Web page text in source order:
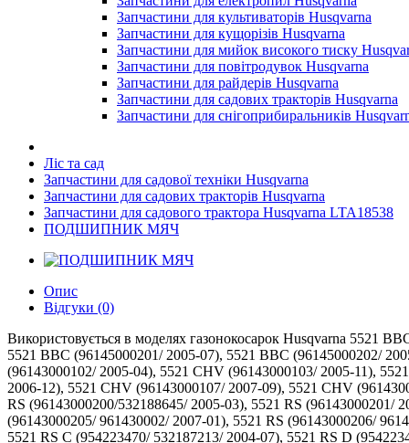
Запчастини для культиваторів Husqvarna
Запчастини для кущорізів Husqvarna
Запчастини для мийок високого тиску
Запчастини для повітродувок Husqvarna
Запчастини для райдерів Husqvarna
Запчастини для садових тракторів Husqvarna
Запчастини для снігоприбиральників
Ліс та сад
Запчастини для садової техніки Husqvarna
Запчастини для садових тракторів Husqvarna
Запчастини для садового трактора Husqvarna LTA18538
ПОДШИПНИК МЯЧ
Опис
Відгуки (0)
Використовується в моделях газонокосарок Husqvarna 5521 BBC (96143001300/ 2005-11), 5521 BBC (96143001303/ 2007-11), 5521 BBC (9614300303/ 2007-11), 5521 BBC (96145000200/ 2005-05), 5521 BBC (96145000201/ 2005-07), 5521 BBC (96145000202/ 2005-06), 5521 CH B (954223234/ 2003-06), 5521 CHV (96143000100/ 2004-12), 5521 CHV (96143000101/ 2005-01), 5521 CHV (96143000102/ 2005-04), 5521 CHV (96143000103/ 2005-11), 5521 CHV (96143000104/ 961430001/ 2006-08), 5521 CHV (96143000105/ 961430001/ 2006-12), 5521 CHV (96143000106/ 961430001/ 2006-12), 5521 CHV (96143000107/ 2007-09), 5521 CHV (96143000108/ 2008-01), 5521 CHV A (954223883/ 2004-07), 5521 CHV B (954223883/ 2004-07), 5521 CHV X (96143002701/ 2007-03), 5521 RS (96143000200/532188645/ 2005-03), 5521 RS (96143000201/ 2005-05), 5521 RS (96143000202/ 2005-05), 5521 RS (96143000203/ 2005-11), 5521 RS (96143000204/ 961430002/ 2006-09), 5521 RS (96143000205/ 961430002/ 2007-01), 5521 RS (96143000206/ 961430002/ 2007-02), 5521 RS (96143000207/ 2007-11), 5521 RS (96143000208/ 2007-11), 5521 RS B (954223470/ 532187213/ 2004-07), 5521 RS C (954223470/ 532187213/ 2004-07), 5521 RS D (954223470/ 2004-07), 5521 RS D (954223470/ 532188645/ 2004-07), 5521 RS E (954223270/ 532188645/ 2004-07), 5521 RSX (96143002400/ 961430024/ 2007-01), 55B21 HV C (954223227/ 532188294/ 2004-03), 55C21 HV B (954223890/532188294/ 2004-01), 55R21 (96145000100/ 2005-02), 55R21 HV (96143000500/ 532188294/ 2005-01), 55R21 HV (96143000501/ 532188294/ 2005-02), 55R21 HV (96143000502/ 532188294/ 2005-11), 55R21 HVL (961450001/ 532188294/ 2004-12), 55R21 HVL (96145000101/ 532188294/ 2005-02), 55R21 HVL (96145000103/ 532188294/ 2005-01), 55R21HVD (954223210/ 532188294/ 2004-05), 55R21HVL (96145000100/ 2005-02), 62522 SH (96143000905/ 2007-03), 62522 SH (96143000906/ 2007-05), 65021 CHV (96143001900/ 961430019/ 2006-12), 65021 CHV (96143001901/ 961430019/ 2006-12), 65021 CHV (96143001902/ 961430019/ 2007-07), 65021 CHV (96143001903/ 2007-05), 65021 CHV (96143001904/ 2008-01), 65021 ES (96143002000/ 961430020/ 2006-12), 65021 ES (96143002002/ 2007-05), 65021 ES (96143002003/ 2008-05), 65022 ES (96143002300/ 2007-02), 65022 ES (96143002302/ 2008-01), 6521 RS (96145000500/ 2007-03), 6521 RS (96145000501/ 2007-05), 6522 SH (96143000900/ 2005-01), 6522 SH (96143000901/ 2005-02), 6522 SH (96143000902/ 2005-11), 6522 SH (96143000903/ 2006-01), 6522 SH (96143000904/ 961430009/ 2006-08), 6522 SH (96143000905/ 961430009/ 2007-03), 6522 SH (96143000906/ 961430009/ 2007-05), 6522 SL (96143000800/ 2005-09), 6522 SL (96143000801/ 2005-09), 6522 SL (96143000801/ 961430008/ 2005-09), 6522 SL (96143000802/ 2005-11), 6522 SL (96143000803/ 2006-01), 6522 SL (96143000803/ 961430008/ 2006-01), 67521 ES (96143003100/ 2008-01), 67521 HV (96143001000/ 532188294/ 2005-01), 67521 HV E (96143001100/ 532188294/ 2005-01), 67522 ES (96143001200/ 2005-11), 67522 ES (96143001200/ 961430012/ 2006-03), 7021 CH1 (96143000600/ 2004-10), 7021 CH1 (96143000601/ 2005-01), 7021 CH1 A (954224095/ 2004-06), 7021 RES (96143001800/ 2006-01), 7021 RES (96143001801/ 961430018/ 2006-05), 7021 RS (96143001700/ 2006-01), 7021 RS (96143003000/ 2008-01), 7021 RS (96143003001/ 2008-01), 70R21 HV (96143001400/ 2006-05), 70R21 HV (96143001400/ 532188294/ 2005-